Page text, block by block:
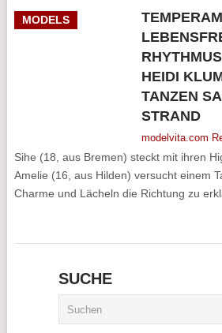
MODELS
HEIDI
TANZEN
STRAND
modelvita.com
Sihe (18, aus Bremen) steckt mit ihren
Amelie (16, aus Hilden) versucht einem
Charme und Lächeln die Richtung zu
SUCHE